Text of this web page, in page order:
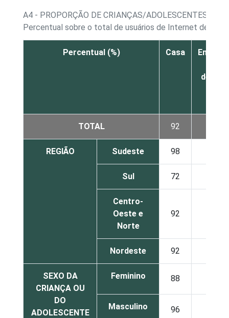
A4 - PROPORÇÃO DE CRIANÇAS/ADOLESCENTES,
Percentual sobre o total de usuários de Internet de 9 a
Percentual (%) Casa
TOTAL 92
REGIÃO Sudeste 98
Sul 72
Centro-
Oeste e
Norte
92
Nordeste 92
SEXO DA
CRIANÇA OU
DO
ADOLESCENTE
Feminino 88
Masculino 96